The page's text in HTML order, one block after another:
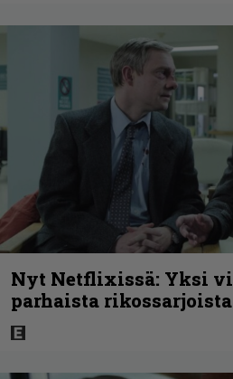
Nyt Netflixissä: Yksi
parhaista